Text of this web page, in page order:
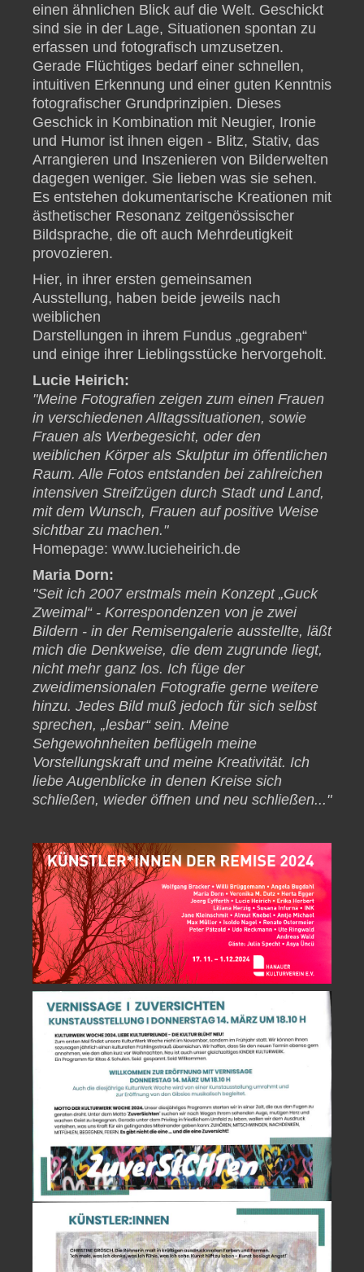
einen ähnlichen Blick auf die Welt. Geschickt
sind sie in der Lage, Situationen spontan zu
erfassen und fotografisch umzusetzen.
Gerade Flüchtiges bedarf einer schnellen,
intuitiven Erkennung und einer guten Kenntnis
fotografischer Grundprinzipien. Dieses
Geschick in Kombination mit Neugier, Ironie
und Humor ist ihnen eigen - Blitz, Stativ, das
Arrangieren und Inszenieren von Bilderwelten
dagegen weniger. Sie lieben was sie sehen.
Es entstehen dokumentarische Kreationen mit
ästhetischer Resonanz zeitgenössischer
Bildsprache, die oft auch Mehrdeutigkeit
provozieren.
Hier, in ihrer ersten gemeinsamen
Ausstellung, haben beide jeweils nach
weiblichen
Darstellungen in ihrem Fundus „gegraben“
und einige ihrer Lieblingsstücke hervorgeholt.
Lucie Heirich:
"Meine Fotografien zeigen zum einen Frauen
in verschiedenen Alltagssituationen, sowie
Frauen als Werbegesicht, oder den
weiblichen Körper als Skulptur im öffentlichen
Raum. Alle Fotos entstanden bei zahlreichen
intensiven Streifzügen durch Stadt und Land,
mit dem Wunsch, Frauen auf positive Weise
sichtbar zu machen."
Homepage: www.lucieheirich.de
Maria Dorn:
"Seit ich 2007 erstmals mein Konzept „Guck
Zweimal“ - Korrespondenzen von je zwei
Bildern - in der Remisengalerie ausstellte, läßt
mich die Denkweise, die dem zugrunde liegt,
nicht mehr ganz los. Ich füge der
zweidimensionalen Fotografie gerne weitere
hinzu. Jedes Bild muß jedoch für sich selbst
sprechen, „lesbar“ sein. Meine
Sehgewohnheiten beflügeln meine
Vorstellungskraft und meine Kreativität. Ich
liebe Augenblicke in denen Kreise sich
schließen, wieder öffnen und neu schließen..."